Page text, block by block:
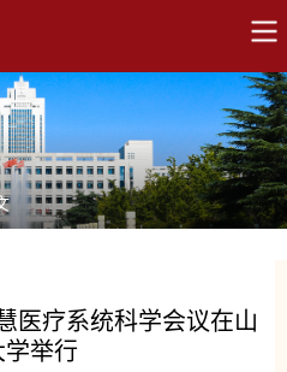
医疗系统科学会议在山
学举行